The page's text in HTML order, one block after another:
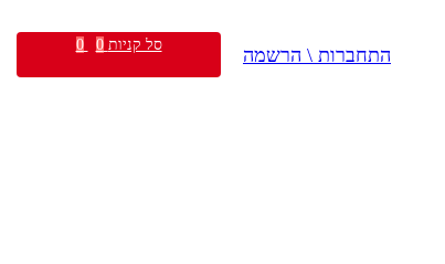
התחברות \ הרשמה סל קניות 0
0